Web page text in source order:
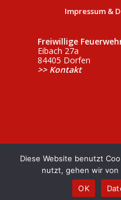
Impressum &
Freiwillige
Eibach 27a
84405 Dorfen
>> Kontakt
Diese Website benutzt
nutzt, gehen wir von
OK